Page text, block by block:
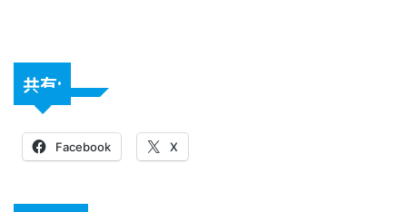
共有:
Facebook X